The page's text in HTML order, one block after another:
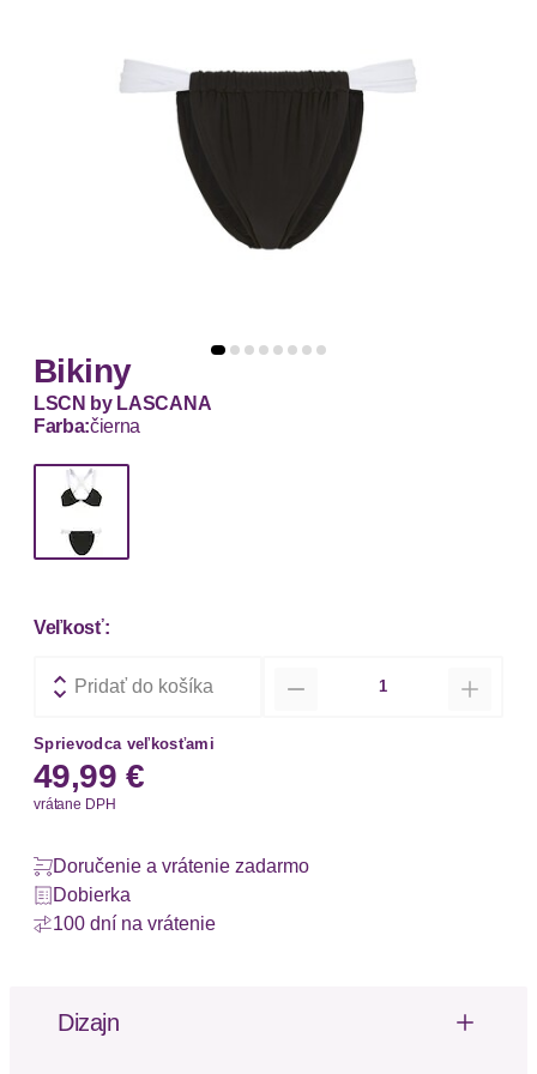
Bikiny
LSCN by LASCANA
Farba:čierna
Veľkosť:
Pridať do košíka
Sprievodca veľkosťami
49,99 €
vrátane DPH
Doručenie a vrátenie zadarmo
Dobierka
100 dní na vrátenie
Dizajn